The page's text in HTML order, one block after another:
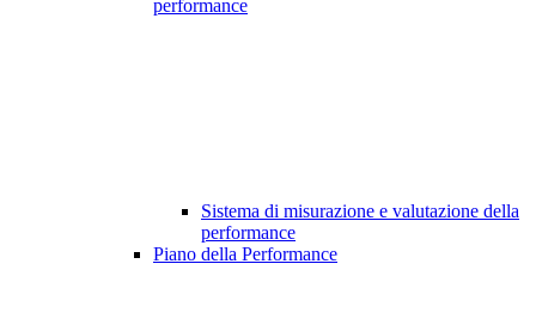
performance
Sistema di misurazione e valutazione della
performance
Piano della Performance